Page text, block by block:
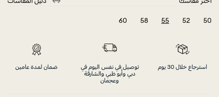
50
52
55
58
60
استرجاع خلال 30 يوم
توصيل في نفس اليوم في
دبي وأبو ظبي والشارقة
وعجمان
ضمان لمدة عامين